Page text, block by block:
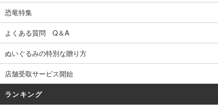
恐竜特集
よくある質問 Q＆A
ぬいぐるみの特別な贈り方
店舗受取サービス開始
ランキング